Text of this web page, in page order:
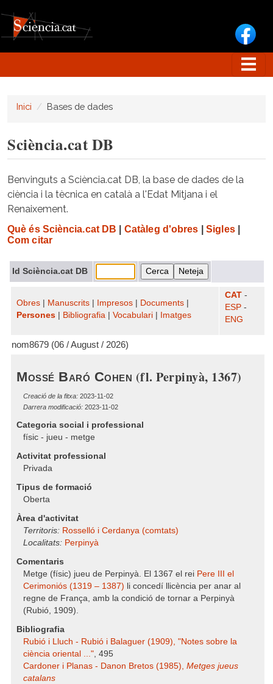
Inici Bases de dades
Sciència.cat DB
Benvinguts a Sciència.cat DB, la base de dades de la
ciència i la tècnica en català a l'Edat Mitjana i el
Renaixement.
Què és Sciència.cat DB Catàleg d'obres Sigles|
Com citar
Id Sciència.cat DB
Obres Manuscrits Impresos Documents
Persones
Bibliografia Vocabulari Imatges
CAT -
ESP -
ENG
nom8679 (06 / August / 2026)
Mossé Baró Cohen (fl. Perpinyà, 1367)
Creació de la fitxa: 2023-11-02
Darrera modificació: 2023-11-02
Categoria social i professional
físic - jueu - metge
Activitat professional
Privada
Tipus de formació
Oberta
Àrea d'activitat
Territoris: Rosselló i Cerdanya (comtats)
Localitats: Perpinyà
Comentaris
Metge (físic) jueu de Perpinyà. El 1367 el rei Pere III el
Cerimoniós (1319 – 1387) li concedí llicència per anar al
regne de França, amb la condició de tornar a Perpinyà
(Rubió, 1909).
Bibliografia
Rubió i Lluch - Rubió i Balaguer (1909), "Notes sobre la
ciència oriental ...", 495
Cardoner i Planas - Danon Bretos (1985), Metges jueus
catalans